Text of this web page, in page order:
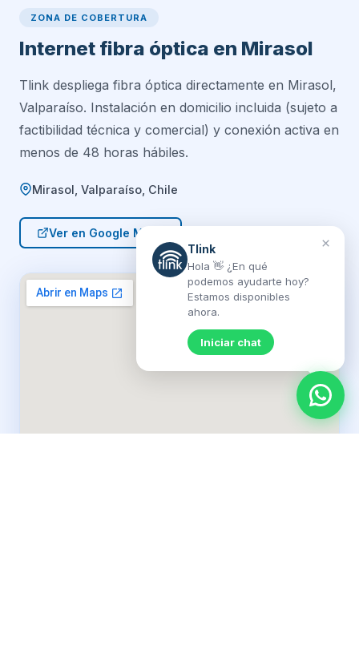
ZONA DE COBERTURA
Internet fibra óptica en Mirasol
Tlink despliega fibra óptica directamente en Mirasol,
Valparaíso. Instalación en domicilio incluida (sujeto a
factibilidad técnica y comercial) y conexión activa en
menos de 48 horas hábiles.
Mirasol, Valparaíso, Chile
Ver en Google Maps
×
Tlink
Hola 👋 ¿En qué
podemos ayudarte hoy?
Estamos disponibles
ahora.
Iniciar chat